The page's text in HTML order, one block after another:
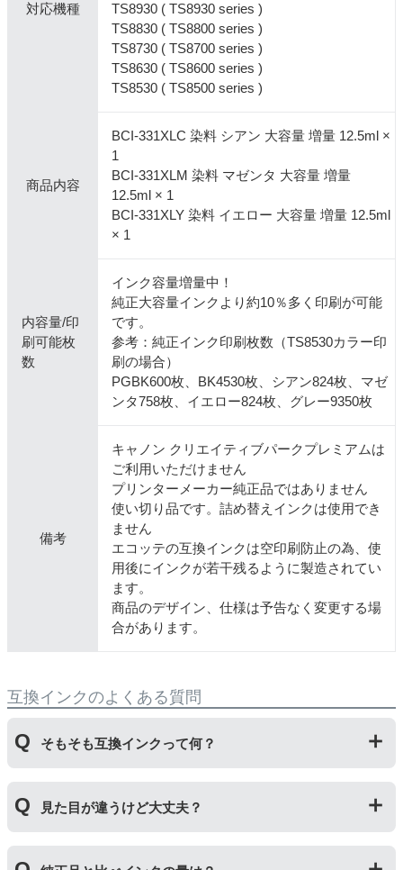
対応機種
TS8930 ( TS8930 series )
TS8830 ( TS8800 series )
TS8730 ( TS8700 series )
TS8630 ( TS8600 series )
TS8530 ( TS8500 series )
商品内容
BCI-331XLC 染料 シアン 大容量 増量 12.5ml ×
1
BCI-331XLM 染料 マゼンタ 大容量 増量
12.5ml × 1
BCI-331XLY 染料 イエロー 大容量 増量 12.5ml
× 1
内容量/印
刷可能枚
数
インク容量増量中！
純正大容量インクより約10％多く印刷が可能
です。
参考：純正インク印刷枚数（TS8530カラー印
刷の場合）
PGBK600枚、BK4530枚、シアン824枚、マゼ
ンタ758枚、イエロー824枚、グレー9350枚
備考
キャノン クリエイティブパークプレミアムは
ご利用いただけません
プリンターメーカー純正品ではありません
使い切り品です。詰め替えインクは使用でき
ません
エコッテの互換インクは空印刷防止の為、使
用後にインクが若干残るように製造されてい
ます。
商品のデザイン、仕様は予告なく変更する場
合があります。
互換インクのよくある質問
そもそも互換インクって何？
いる互換品です。サードパーティ製や社外品などとも言
われます。開発コストが低いため純正品よりも安価でご
見た目が違うけど大丈夫？